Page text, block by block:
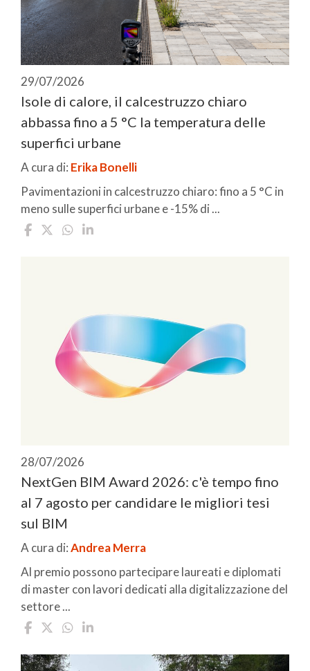
29/07/2026
Isole di calore, il calcestruzzo chiaro
abbassa fino a 5 °C la temperatura delle
superfici urbane
A cura di: Erika Bonelli
Pavimentazioni in calcestruzzo chiaro: fino a 5 °C in
meno sulle superfici urbane e -15% di ...
28/07/2026
NextGen BIM Award 2026: c'è tempo fino
al 7 agosto per candidare le migliori tesi
sul BIM
A cura di:Andrea Merra
Al premio possono partecipare laureati e diplomati
di master con lavori dedicati alla digitalizzazione del
settore ...